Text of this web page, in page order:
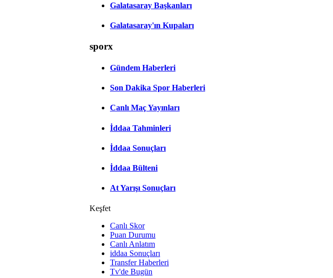
Galatasaray Başkanları
Galatasaray'ın Kupaları
sporx
Gündem Haberleri
Son Dakika Spor Haberleri
Canlı Maç Yayınları
İddaa Tahminleri
İddaa Sonuçları
İddaa Bülteni
At Yarışı Sonuçları
Keşfet
Canlı Skor
Puan Durumu
Canlı Anlatım
iddaa Sonuçları
Transfer Haberleri
Tv'de Bugün